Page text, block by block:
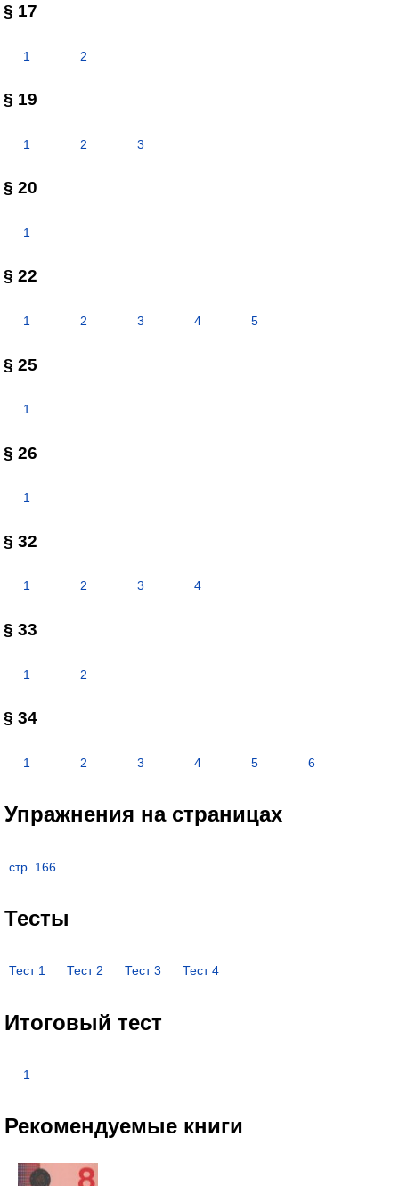
§ 17
1 2
§ 19
1 2 3
§ 20
1
§ 22
1 2 3 4 5
§ 25
1
§ 26
1
§ 32
1 2 3 4
§ 33
1 2
§ 34
1 2 3 4 5 6
Упражнения на страницах
стр. 166
Тесты
Тест 1 Тест 2 Тест 3 Тест 4
Итоговый тест
1
Рекомендуемые книги